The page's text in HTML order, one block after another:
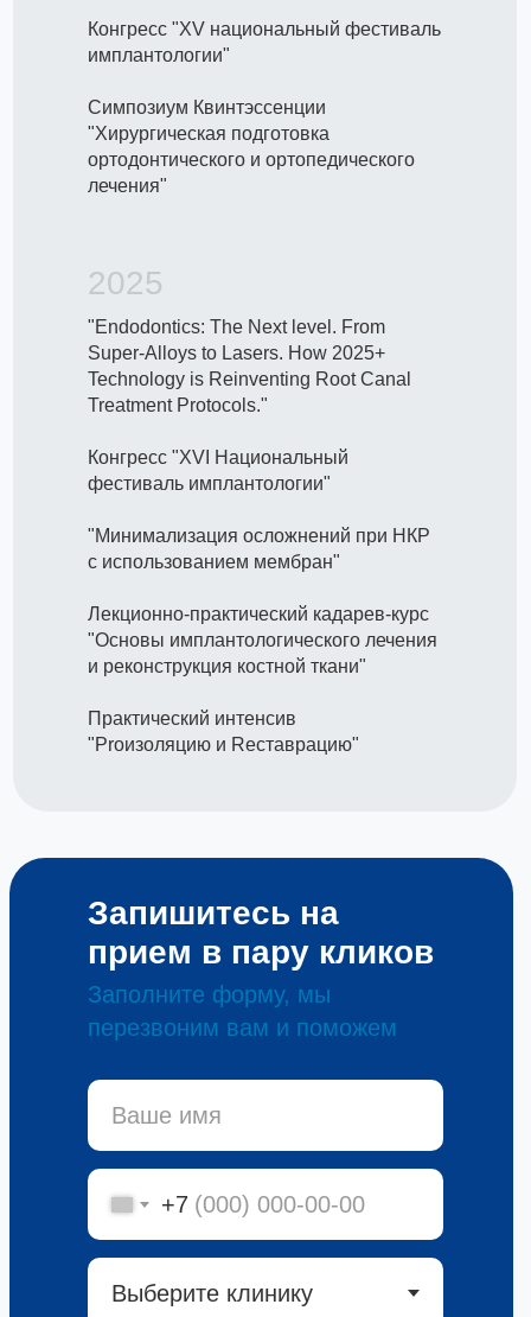
"Endodontics: The Next level. From
Super-Alloys to Lasers. How 2025+
Technology is Reinventing Root Canal
Treatment Protocols."
Конгресс "XVI Национальный
фестиваль имплантологии"
"Минимализация осложнений при НКР
с использованием мембран"
Лекционно-практический кадарев-курс
"Основы имплантологического лечения
и реконструкция костной ткани"
Практический интенсив
"Proизоляцию и Reставрацию"
2025
Конгресс "XV национальный фестиваль
имплантологии"
Симпозиум Квинтэссенции
"Хирургическая подготовка
ортодонтического и ортопедического
лечения"
+7
Запишитесь на
прием в пару кликов
Заполните форму, мы
перезвоним вам и поможем